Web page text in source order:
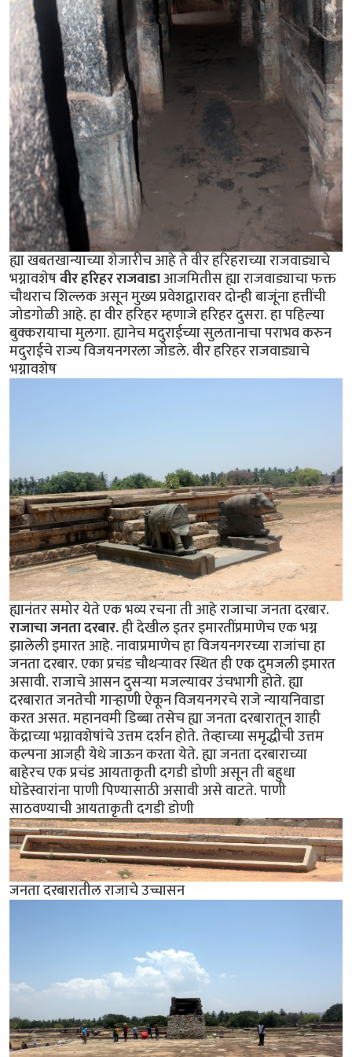
ह्या खबतखान्याच्या शेजारीच आहे ते वीर हरिहराच्या राजवाड्याचे
भग्नावशेषवीर हरिहर राजवाडाआजमितीस ह्या राजवाड्याचा फक्त
चौथराच शिल्लक असून मुख्य प्रवेशद्वारावर दोन्ही बाजूंना हत्तींची
जोडगोळी आहे. हा वीर हरिहर म्हणाजे हरिहर दुसरा. हा पहिल्या
बुक्करायाचा मुलगा. ह्यानेच मदुराईच्या सुलतानाचा पराभव करुन
मदुराईचे राज्य विजयनगरला जोडले. वीर हरिहर राजवाड्याचे
भग्नावशेष
ह्यानंतर समोर येते एक भव्य रचना ती आहे राजाचा जनता दरबार.
राजाचा जनता दरबार.ही देखील इतर इमारतींप्रमाणेच एक भग्न
झालेली इमारत आहे. नावाप्रमाणेच हा विजयनगरच्या राजांचा हा
जनता दरबार. एका प्रचंड चौथर्‍यावर स्थित ही एक दुमजली इमारत
असावी. राजाचे आसन दुसर्‍या मजल्यावर उंचभागी होते. ह्या
दरबारात जनतेची गार्‍हाणी ऐकून विजयनगरचे राजे न्यायनिवाडा
करत असत. महानवमी डिब्बा तसेच ह्या जनता दरबारातून शाही
केंद्राच्या भग्नावशेषांचे उत्तम दर्शन होते. तेव्हाच्या समृद्धीची उत्तम
कल्पना आजही येथे जाऊन करता येते. ह्या जनता दरबाराच्या
बाहेरच एक प्रचंड आयताकृती दगडी डोणी असून ती बहुधा
घोडेस्वारांना पाणी पिण्यासाठी असावी असे वाटते. पाणी
साठवण्याची आयताकृती दगडी डोणी
जनता दरबारातील राजाचे उच्चासन